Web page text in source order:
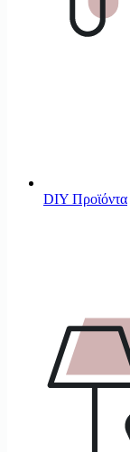
DIY Προϊόντα